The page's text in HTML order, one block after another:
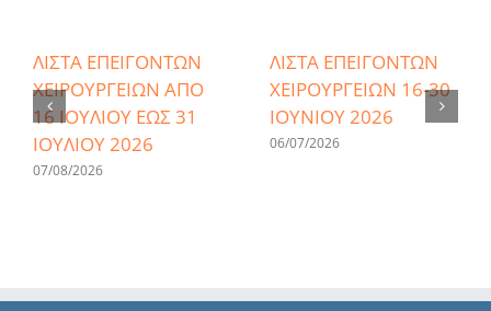
ΛΙΣΤΑ ΕΠΕΙΓΟΝΤΩΝ
ΧΕΙΡΟΥΡΓΕΙΩΝ ΑΠΟ
16 ΙΟΥΛΙΟΥ ΕΩΣ 31
ΙΟΥΛΙΟΥ 2026
07/08/2026
ΛΙΣΤΑ ΕΠΕΙΓΟΝΤΩΝ
ΧΕΙΡΟΥΡΓΕΙΩΝ 16-30
ΙΟΥΝΙΟΥ 2026
06/07/2026